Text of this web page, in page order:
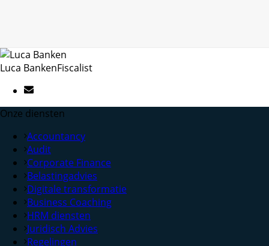
Luca BankenFiscalist
Onze diensten
Accountancy
Audit
Corporate Finance
Belastingadvies
Digitale transformatie
Business Coaching
HRM diensten
Juridisch Advies
Regelingen